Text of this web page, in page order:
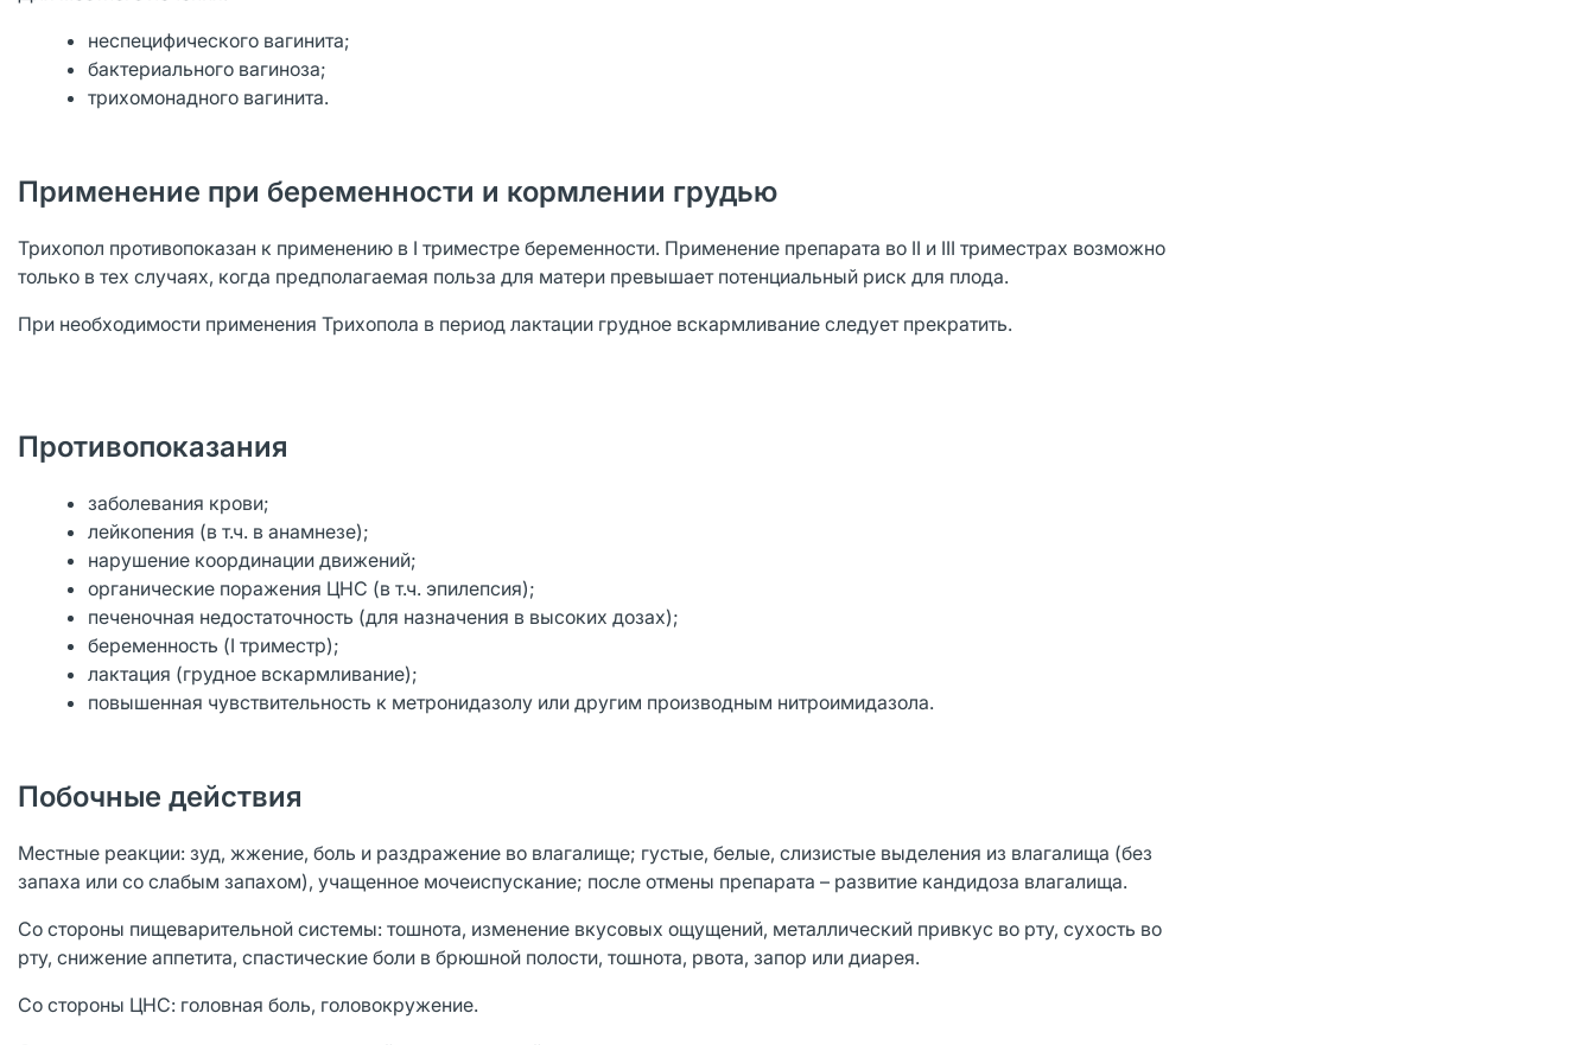
неспецифического вагинита;
бактериального вагиноза;
трихомонадного вагинита.
Применение при беременности и кормлении грудью
Трихопол противопоказан к применению в I триместре беременности. Применение препарата во II и III триместрах возможно
только в тех случаях, когда предполагаемая польза для матери превышает потенциальный риск для плода.
При необходимости применения Трихопола в период лактации грудное вскармливание следует прекратить.
Противопоказания
заболевания крови;
лейкопения (в т.ч. в анамнезе);
нарушение координации движений;
органические поражения ЦНС (в т.ч. эпилепсия);
печеночная недостаточность (для назначения в высоких дозах);
беременность (I триместр);
лактация (грудное вскармливание);
повышенная чувствительность к метронидазолу или другим производным нитроимидазола.
Побочные действия
Местные реакции: зуд, жжение, боль и раздражение во влагалище; густые, белые, слизистые выделения из влагалища (без
запаха или со слабым запахом), учащенное мочеиспускание; после отмены препарата – развитие кандидоза влагалища.
Со стороны пищеварительной системы: тошнота, изменение вкусовых ощущений, металлический привкус во рту, сухость во
рту, снижение аппетита, спастические боли в брюшной полости, тошнота, рвота, запор или диарея.
Со стороны ЦНС: головная боль, головокружение.